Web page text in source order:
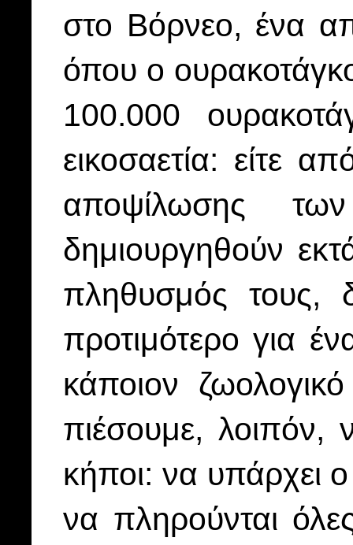
στο Βόρνεο, ένα
όπου ο
100.000
εικοσαετία: είτε
αποψίλωσης
δημιουργηθούν
πληθυσμός τους,
προτιμότερο για
κάποιον
πιέσουμε, λοιπόν,
κήποι: να υπάρχει
να πληρούνται